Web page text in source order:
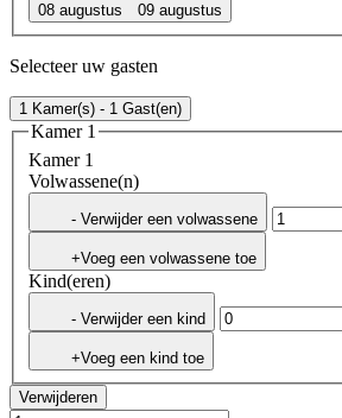
08 augustus 09 augustus
Selecteer uw gasten
1 Kamer(s) - 1 Gast(en)
Kamer 1
Kamer 1
Volwassene(n)
- Verwijder een volwassene
+Voeg een volwassene toe
Kind(eren)
- Verwijder een kind
+Voeg een kind toe
Verwijderen